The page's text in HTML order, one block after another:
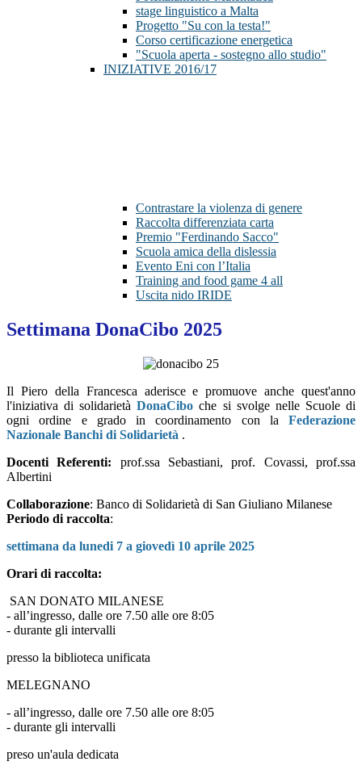
stage linguistico a Malta
Progetto "Su con la testa!"
Corso certificazione energetica
"Scuola aperta - sostegno allo studio"
INIZIATIVE 2016/17
Contrastare la violenza di genere
Raccolta differenziata carta
Premio "Ferdinando Sacco"
Scuola amica della dislessia
Evento Eni con l’Italia
Training and food game 4 all
Uscita nido IRIDE
Settimana DonaCibo 2025
Il Piero della Francesca aderisce e promuove anche quest'anno
l'iniziativa di solidarietàDonaCibo che si svolge nelle Scuole di
ogni ordine e grado in coordinamento con la Federazione
Nazionale Banchi di Solidarietà .
Docenti Referenti: prof.ssa Sebastiani, prof. Covassi, prof.ssa
Albertini
Collaborazione: Banco di Solidarietà di San Giuliano Milanese
Periodo di raccolta:
settimana da lunedi 7 a giovedì 10 aprile 2025
Orari di raccolta:
SAN DONATO MILANESE
- all’ingresso, dalle ore 7.50 alle ore 8:05
- durante gli intervalli
presso la biblioteca unificata
MELEGNANO
- all’ingresso, dalle ore 7.50 alle ore 8:05
- durante gli intervalli
preso un'aula dedicata